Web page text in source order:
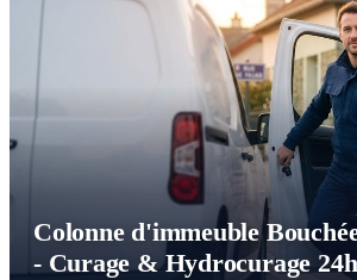
Colonne d'immeuble
- Curage & Hydrocurage